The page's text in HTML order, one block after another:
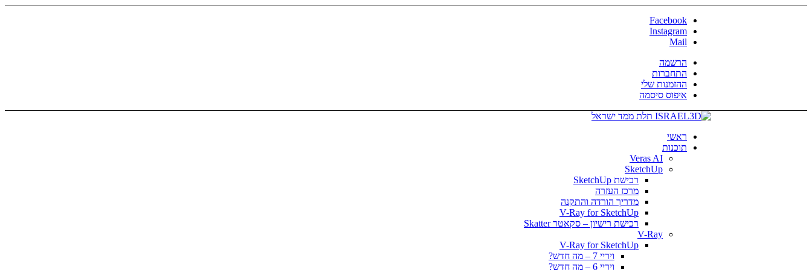
Facebook
Instagram
Mail
הרשמה
התחברות
ההזמנות שלי
איפוס סיסמה
ראשי
תוכנות
Veras AI
SketchUp
רכישת SketchUp
מרכז העזרה
מדריך הורדה והתקנה
V-Ray for SketchUp
רכישת רישיון – סקאטר Skatter
V-Ray
V-Ray for SketchUp
ויריי 7 – מה חדש?
ויריי 6 – מה חדש?